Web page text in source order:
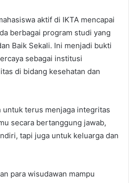
aktif di IKTA mencapai
berbagai program studi yang
Baik Sekali. Ini menjadi bukti
sebagai institusi
di bidang kesehatan dan
untuk terus menjaga integritas
secara bertanggung jawab,
tapi juga untuk keluarga dan
para wisudawan mampu